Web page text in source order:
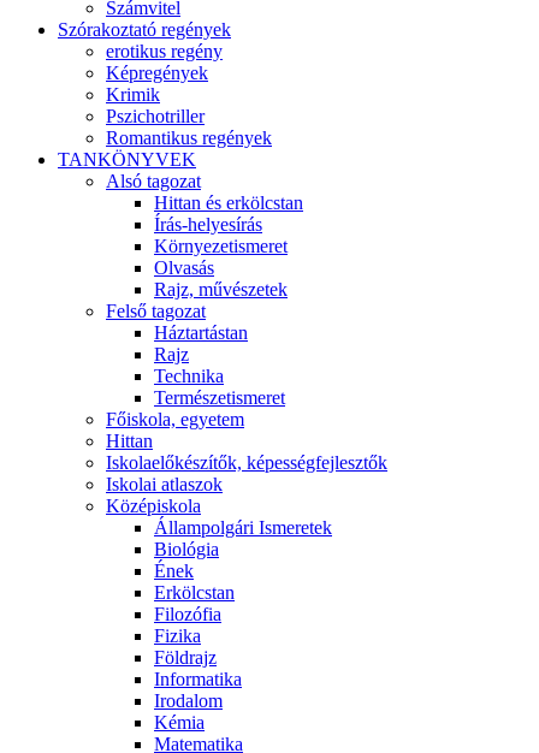
Számvitel
Szórakoztató regények
erotikus regény
Képregények
Krimik
Pszichotriller
Romantikus regények
TANKÖNYVEK
Alsó tagozat
Hittan és erkölcstan
Írás-helyesírás
Környezetismeret
Olvasás
Rajz, művészetek
Felső tagozat
Háztartástan
Rajz
Technika
Természetismeret
Főiskola, egyetem
Hittan
Iskolaelőkészítők, képességfejlesztők
Iskolai atlaszok
Középiskola
Állampolgári Ismeretek
Biológia
Ének
Erkölcstan
Filozófia
Fizika
Földrajz
Informatika
Irodalom
Kémia
Matematika